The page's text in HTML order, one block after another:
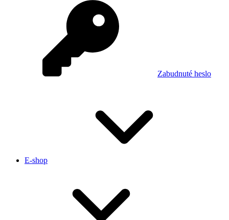
Zabudnuté heslo
E-shop